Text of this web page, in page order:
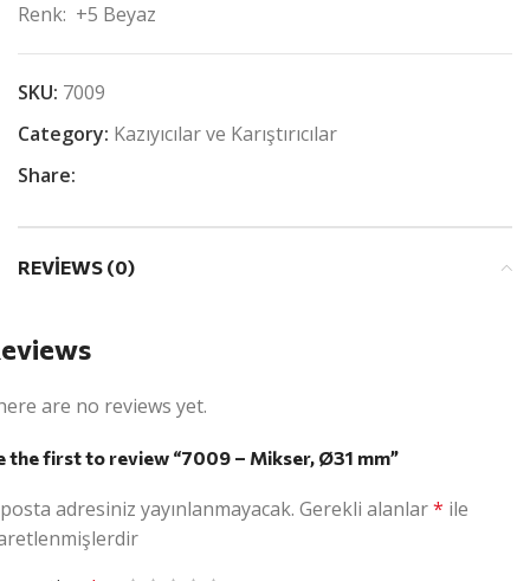
Renk: +5 Beyaz
SKU: 7009
Category: Kazıyıcılar ve Karıştırıcılar
Share:
REVIEWS (0)
are no reviews yet.
the first to review “7009 – Mikser, Ø31 mm”
adresiniz yayınlanmayacak. Gerekli alanlar* ile